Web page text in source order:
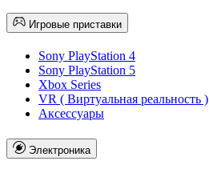
Игровые приставки
Sony PlayStation 4
Sony PlayStation 5
Xbox Series
VR ( Виртуальная реальность )
Аксессуары
Электроника